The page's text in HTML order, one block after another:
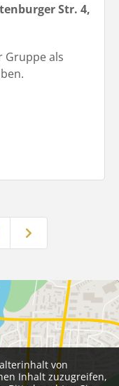
Str. 4,
Gruppe als
Ältere Beiträge
von
Inhalt zuzugreifen,